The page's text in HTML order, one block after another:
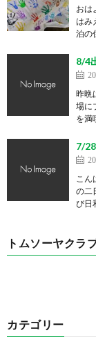
おは
はみ
泊の
8/4
昨晩
場に
を満
7/
こん
の二
び日
トムソーヤクラ
カテゴリー